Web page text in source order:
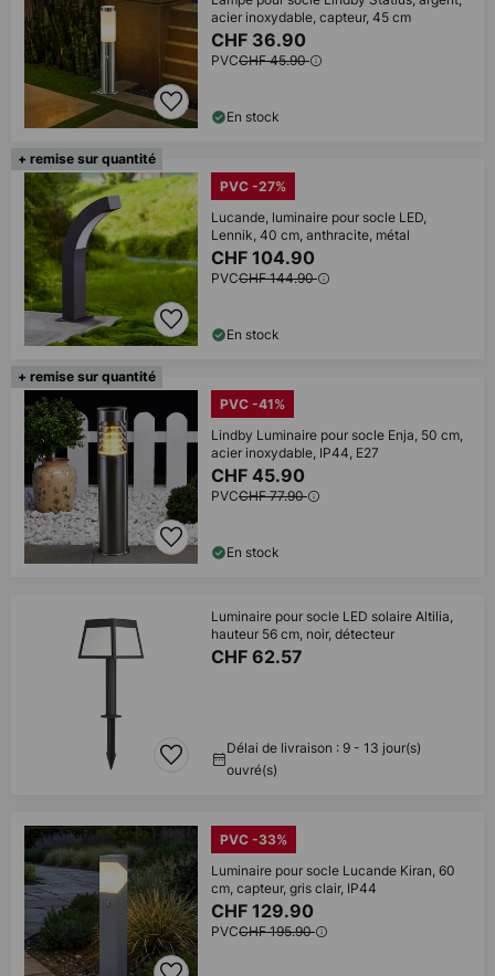
acier inoxydable, capteur, 45 cm
CHF 36.90
PVCCHF 45.90
En stock
+ remise sur quantité
PVC -27%
Lucande, luminaire pour socle LED,
Lennik, 40 cm, anthracite, métal
CHF 104.90
PVCCHF 144.90
En stock
+ remise sur quantité
PVC -41%
Lindby Luminaire pour socle Enja, 50 cm,
acier inoxydable, IP44, E27
CHF 45.90
PVCCHF 77.90
En stock
Luminaire pour socle LED solaire Altilia,
hauteur 56 cm, noir, détecteur
CHF 62.57
Délai de livraison : 9 - 13 jour(s)
ouvré(s)
PVC -33%
Luminaire pour socle Lucande Kiran, 60
cm, capteur, gris clair, IP44
CHF 129.90
PVCCHF 195.90